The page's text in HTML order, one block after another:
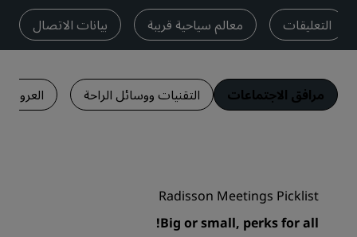
التعليقات معالم سياحية قريبة بيانات الاتصال
مرافق الاجتماعات التقنيات ووسائل الراحة العروض
Radisson Meetings Picklist
Big or small, perks for all!